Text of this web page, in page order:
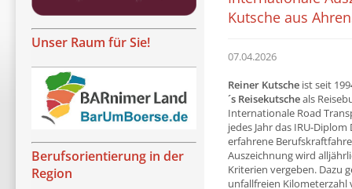
Unser Raum für Sie!
Berufsorientierung in der
Region
Kutsche aus
07.04.2026
Reiner Kutsche ist seit
´s Reisekutscheals
Internationale Road
jedes Jahr das IRU-
erfahrene
Auszeichnung wird
Kriterien vergeben. Dazu
unfallfreien